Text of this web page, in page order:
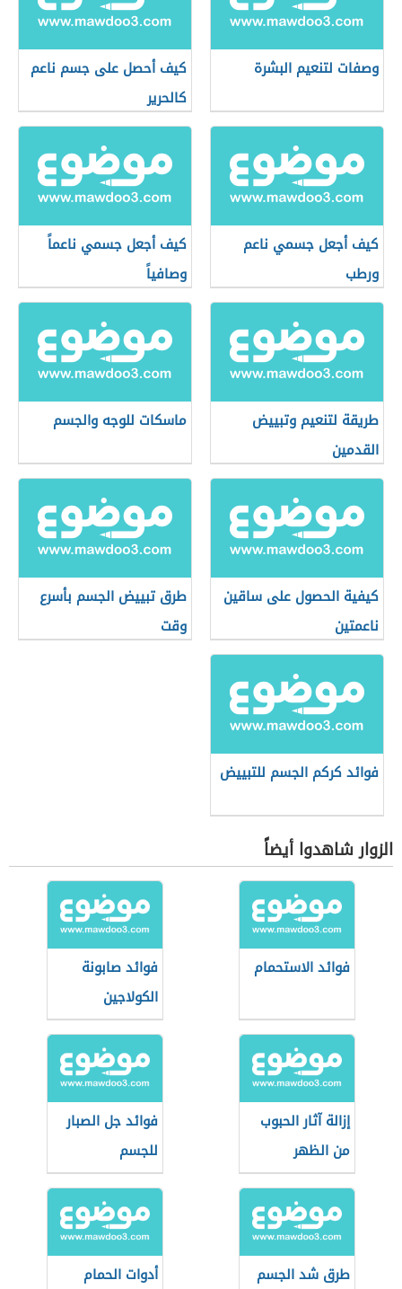
وصفات لتنعيم البشرة
كيف أحصل على جسم ناعم
كالحرير
كيف أجعل جسمي ناعم
ورطب
كيف أجعل جسمي ناعماً
وصافياً
طريقة لتنعيم وتبييض
القدمين
ماسكات للوجه والجسم
كيفية الحصول على ساقين
ناعمتين
طرق تبييض الجسم بأسرع
وقت
فوائد كركم الجسم للتبييض
الزوار شاهدوا أيضاً
فوائد الاستحمام
فوائد صابونة
الكولاجين
إزالة آثار الحبوب
من الظهر
فوائد جل الصبار
للجسم
طرق شد الجسم
أدوات الحمام